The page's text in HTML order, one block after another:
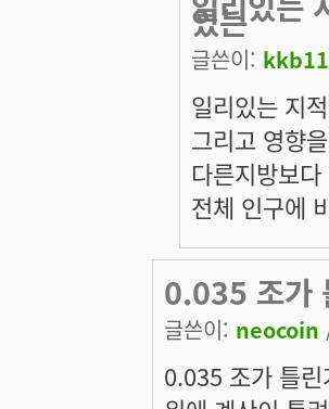
있는
글쓴이:
일리있는 지
그리고 영향
다른지방보
전체 인구에
0.035 조가
글쓴이: neocoin
0.035 조가 틀